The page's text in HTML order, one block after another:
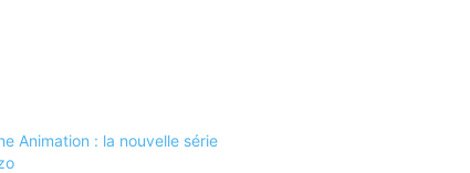
Animation : la nouvelle série